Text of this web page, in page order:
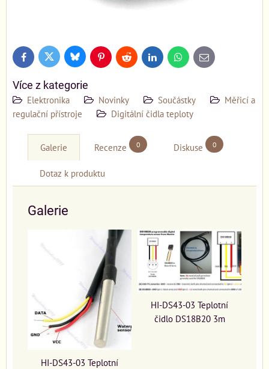
FacebookTwitter BlueskyPinterestReddit LinkedInWhatsApp
E-
mail
Více z kategorie
Elektronika Novinky Součástky
Měřicí a
regulační přístroje
Digitální čidla teploty
Galerie Recenze 0 Diskuse 0
Dotaz k produktu
Galerie
HI-DS43-03 Teplotní
HI-DS43-03 Teplotní
čidlo DS18B20 3m